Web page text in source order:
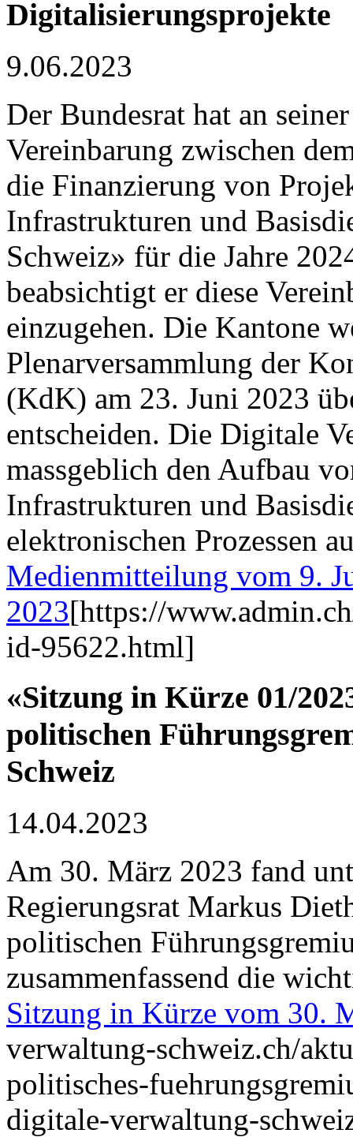
Digitalisierungsprojekte
9.06.2023
Der Bundesrat hat an
Vereinbarung zwischen
die Finanzierung von
Infrastrukturen und
Schweiz» für die Jahre
beabsichtigt er diese
einzugehen. Die Kantone
Plenarversammlung der
(KdK) am 23. Juni 2023
entscheiden. Die Digitale
massgeblich den Aufbau
Infrastrukturen und
elektronischen Prozessen
Medienmitteilung vom 9.
2023[https://
id-95622.html]
«Sitzung in Kürze 01/
politischen
Schweiz
14.04.2023
Am 30. März 2023 fand
Regierungsrat Markus
politischen
zusammenfassend die
Sitzung in Kürze vom 30.
verwaltung-schweiz.ch/
politisches-
digitale-verwaltung-